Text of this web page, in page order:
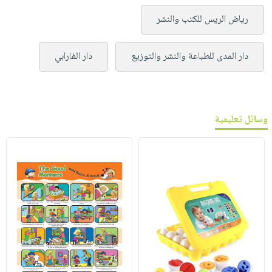
رياض الريس للكتب والنشر
دار المدى للطباعة والنشر والتوزيع دار الفارابي
وسائل تعليمية